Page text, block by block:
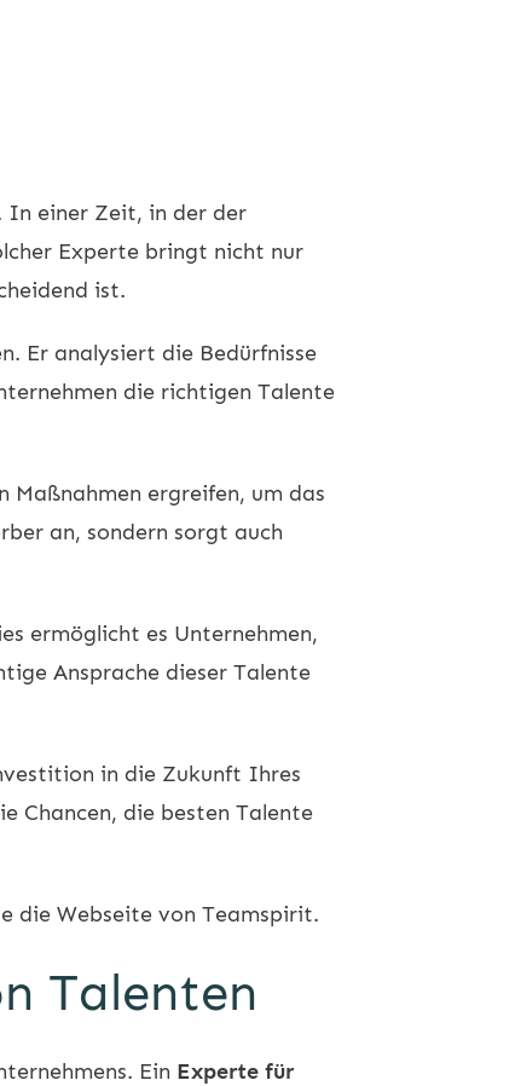
In einer Zeit, in der der
Experte bringt nicht nur
ist.
Er analysiert die Bedürfnisse
die richtigen Talente
Maßnahmen ergreifen, um das
an, sondern sorgt auch
ermöglicht es Unternehmen,
Ansprache dieser Talente
in die Zukunft Ihres
Chancen, die besten Talente
die Webseite von Teamspirit.
Talenten
Ein Experte für